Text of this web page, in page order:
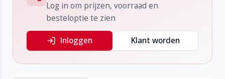
Log in om prijzen, voorraad en
besteloptie te zien
Inloggen Klant worden